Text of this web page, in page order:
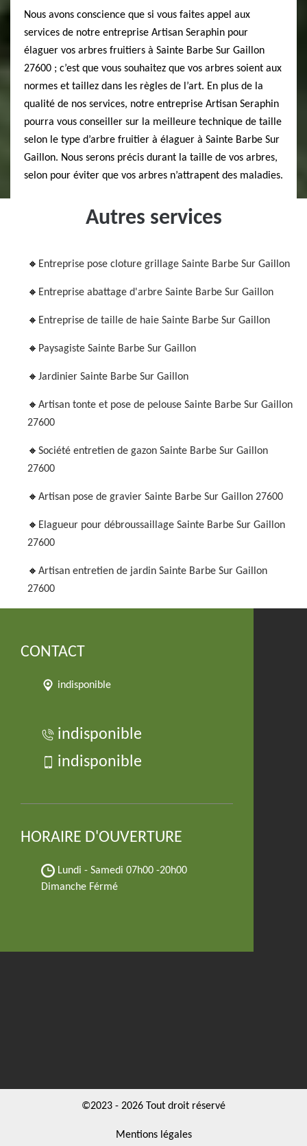
Nous avons conscience que si vous faites appel aux
services de notre entreprise Artisan Seraphin pour
élaguer vos arbres fruitiers à Sainte Barbe Sur Gaillon
27600 ; c’est que vous souhaitez que vos arbres soient aux
normes et taillez dans les règles de l’art. En plus de la
qualité de nos services, notre entreprise Artisan Seraphin
pourra vous conseiller sur la meilleure technique de taille
selon le type d’arbre fruitier à élaguer à Sainte Barbe Sur
Gaillon. Nous serons précis durant la taille de vos arbres,
selon pour éviter que vos arbres n’attrapent des maladies.
Autres services
Entreprise pose cloture grillage Sainte Barbe Sur Gaillon
Entreprise abattage d'arbre Sainte Barbe Sur Gaillon
Entreprise de taille de haie Sainte Barbe Sur Gaillon
Paysagiste Sainte Barbe Sur Gaillon
Jardinier Sainte Barbe Sur Gaillon
Artisan tonte et pose de pelouse Sainte Barbe Sur Gaillon
27600
Société entretien de gazon Sainte Barbe Sur Gaillon
27600
Artisan pose de gravier Sainte Barbe Sur Gaillon 27600
Elagueur pour débroussaillage Sainte Barbe Sur Gaillon
27600
Artisan entretien de jardin Sainte Barbe Sur Gaillon
27600
CONTACT
indisponible
indisponible
indisponible
HORAIRE D'OUVERTURE
Lundi - Samedi 07h00 -20h00
Dimanche Férmé
©2023 - 2026 Tout droit réservé
Mentions légales